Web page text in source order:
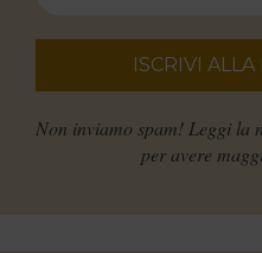
Non inviamo spam! Leggi la
per avere